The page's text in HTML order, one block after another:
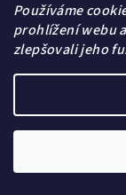
Používáme
prohlížení webu
zlepšovali jeho